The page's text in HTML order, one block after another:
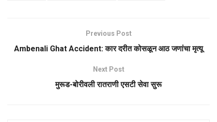
Previous Post
Ambenali Ghat Accident: कार दरीत कोसळून आठ जणांचा मृत्यू
Next Post
मुरूड-बोरीवली रातराणी एसटी सेवा सुरू